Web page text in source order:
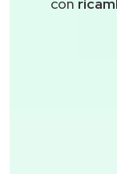
con